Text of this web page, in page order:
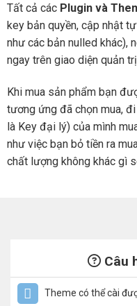
Tất cả các Plugin và
key bản quyền, cập nhật
như các bản nulled khác),
ngay trên giao diện quản
Khi mua sản phẩm bạn
tương ứng đã chọn mua,
là Key đại lý) của mình
như việc bạn bỏ tiền ra
chất lượng không khác gì
Câu
Theme có thể cài